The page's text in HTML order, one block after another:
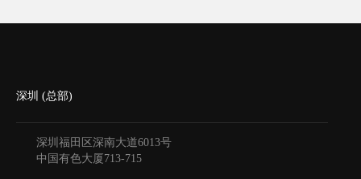
深圳 (总部)
深圳福田区深南大道6013号
中国有色大厦713-715